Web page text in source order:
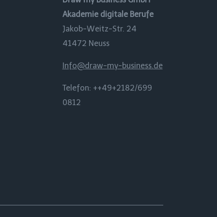
Akademie digitale Berufe
Jakob-Weitz-Str. 24
41472 Neuss
Info@draw-my-business.de
Telefon: ++49+2182/699
0812